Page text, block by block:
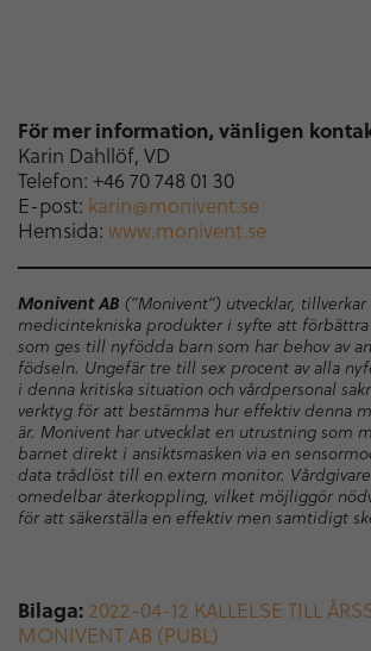
För mer information, vänligen
Karin Dahllöf, VD
Telefon: +46 70 748 01 30
E-post: karin@monivent.se
Hemsida: www.monivent.se
Monivent AB (”Monivent”) utvecklar,
medicintekniska produkter i syfte att
som ges till nyfödda barn som har behov av
födseln. Ungefär tre till sex procent av alla
i denna kritiska situation och vårdpersonal
verktyg för att bestämma hur effektiv denna
är. Monivent har utvecklat en utrustning som
barnet direkt i ansiktsmasken via en
data trådlöst till en extern monitor.
omedelbar återkoppling, vilket möjliggör
för att säkerställa en effektiv men samtidigt
Bilaga: 2022-04-12 KALLELSE TILL
MONIVENT AB (PUBL)